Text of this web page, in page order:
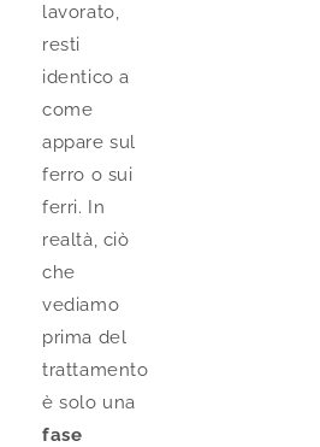
lavorato,
resti
identico a
come
appare sul
ferro o sui
ferri. In
realtà, ciò
che
vediamo
prima del
trattamento
è solo una
fase